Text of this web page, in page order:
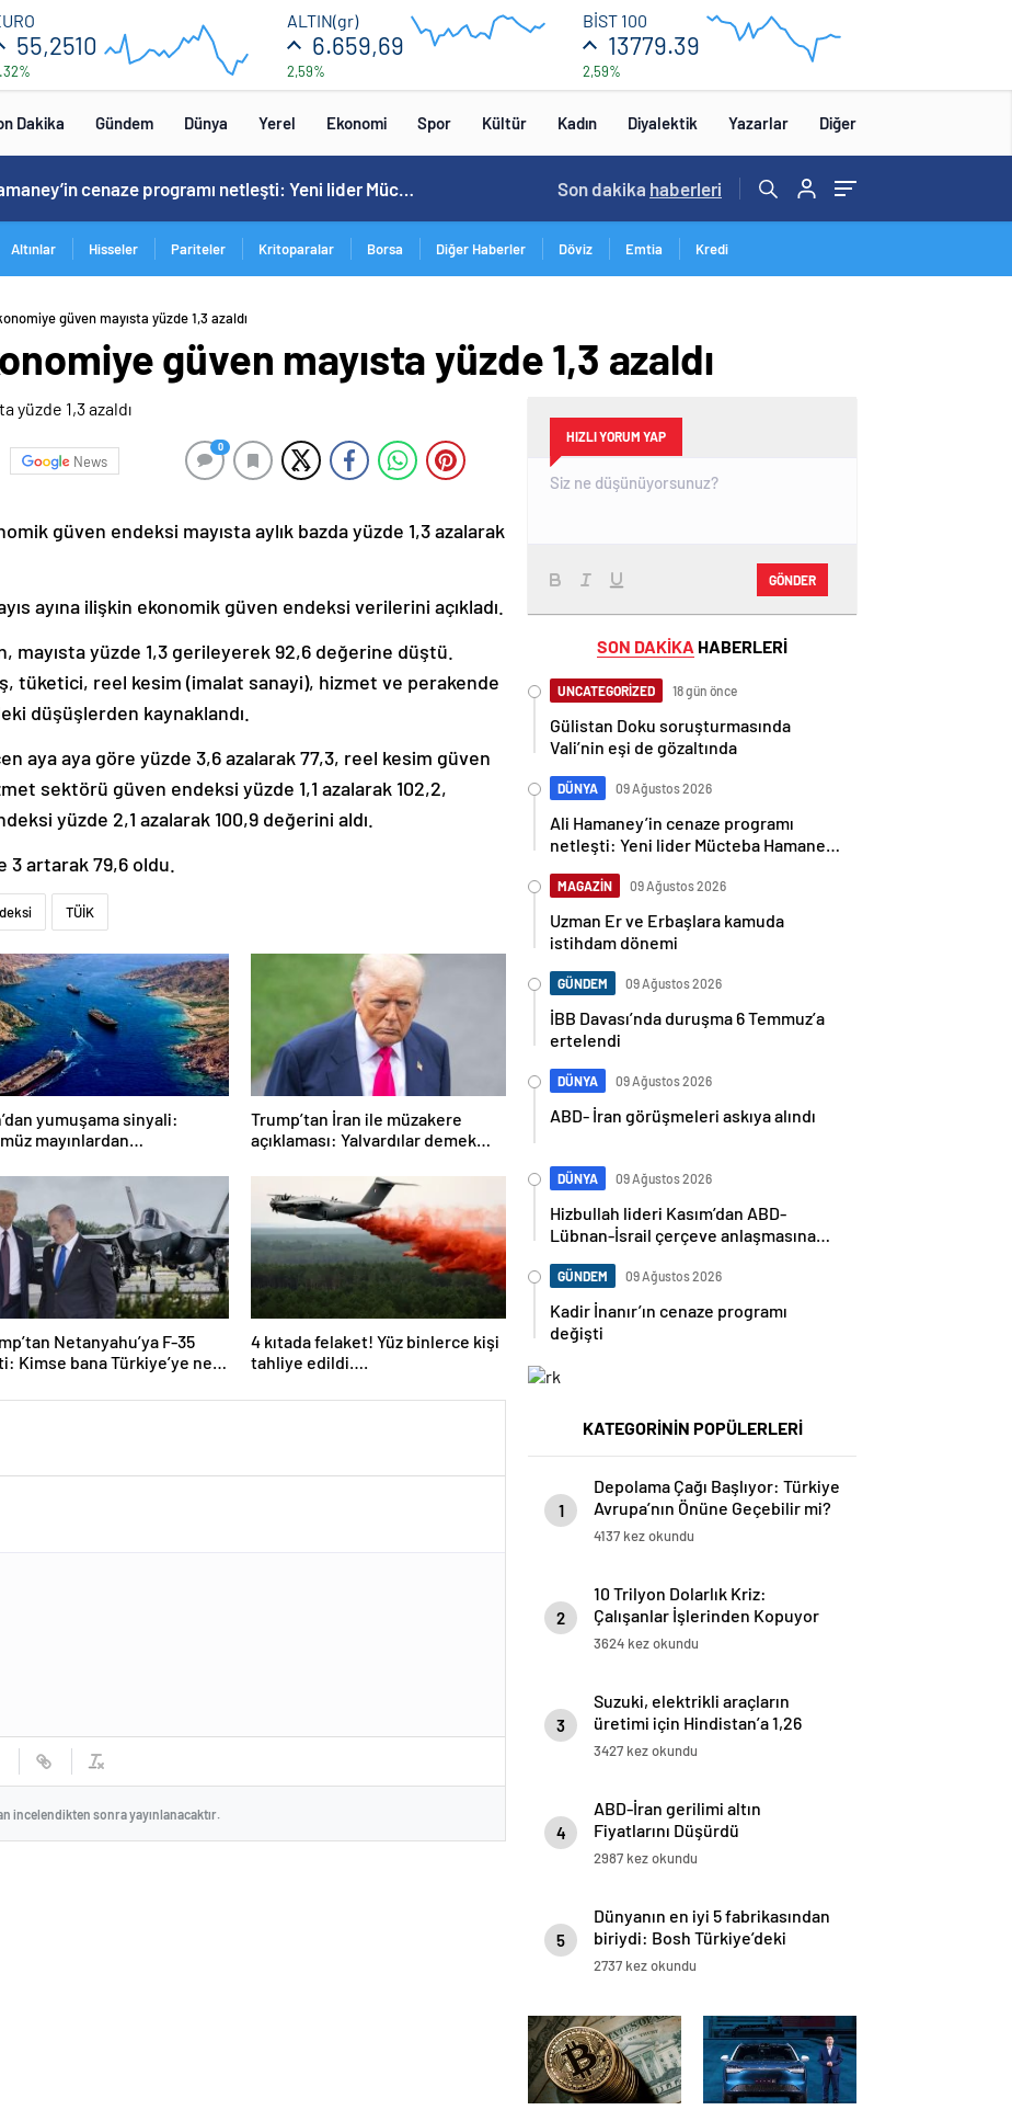
55,2510
16:00 20:00
ALTIN(gr)
6.659,69
2,59%
16:00 20:00
BİST 100
13779.39
2,59%
12:00
Dakika Gündem Dünya Yerel Ekonomi Spor Kültür Kadın Diyalektik Yazarlar Diğer
Ali Hamaney’in cenaze programı netleşti: Yeni lider Mücteba Hamaney törenlere katılamayabilir 08:13 / Uzman Er ve Erbaşlara kamuda istihdam dönemi
Son dakika haberleri
Altınlar Hisseler Pariteler Kritoparalar Borsa Diğer Haberler Döviz Emtia Kredi
güven mayısta yüzde 1,3 azaldı
güven mayısta yüzde 1,3 azaldı
News
0
güven endeksi mayısta aylık bazda yüzde 1,3 azalarak
ayına ilişkin ekonomik güven endeksi verilerini açıkladı.
mayısta yüzde 1,3 gerileyerek 92,6 değerine düştü.
tüketici, reel kesim (imalat sanayi), hizmet ve perakende
düşüşlerden kaynaklandı.
aya aya göre yüzde 3,6 azalarak 77,3, reel kesim güven
sektörü güven endeksi yüzde 1,1 azalarak 102,2,
yüzde 2,1 azalarak 100,9 değerini aldı.
artarak 79,6 oldu.
TÜİK
yumuşama sinyali:
mayınlardan
Trump’tan İran ile müzakere
açıklaması: Yalvardılar demek
Netanyahu’ya F-35
Kimse bana Türkiye’ye ne
4 kıtada felaket! Yüz binlerce kişi
tahliye edildi….
incelendikten sonra yayınlanacaktır.
HIZLI YORUM YAP
GÖNDER
SON DAKİKA HABERLERİ
UNCATEGORİZED 18 gün önce
Gülistan Doku soruşturmasında
Vali’nin eşi de gözaltında
DÜNYA 09 Ağustos 2026
Ali Hamaney’in cenaze programı
netleşti: Yeni lider Mücteba Hamaney
MAGAZİN 09 Ağustos 2026
Uzman Er ve Erbaşlara kamuda
istihdam dönemi
GÜNDEM 09 Ağustos 2026
İBB Davası’nda duruşma 6 Temmuz’a
ertelendi
DÜNYA 09 Ağustos 2026
ABD- İran görüşmeleri askıya alındı
DÜNYA 09 Ağustos 2026
Hizbullah lideri Kasım’dan ABD-
Lübnan-İsrail çerçeve anlaşmasına
anlamına geliyor”
GÜNDEM 09 Ağustos 2026
Kadir İnanır’ın cenaze programı
değişti
KATEGORİNİN POPÜLERLERİ
1
Depolama Çağı Başlıyor: Türkiye
Avrupa’nın Önüne Geçebilir mi?
4137 kez okundu
2
10 Trilyon Dolarlık Kriz:
Çalışanlar İşlerinden Kopuyor
3624 kez okundu
3
Suzuki, elektrikli araçların
üretimi için Hindistan’a 1,26
milyar dolarlık yatırım yapacak
3427 kez okundu
4
ABD-İran gerilimi altın
Fiyatlarını Düşürdü
2987 kez okundu
5
Dünyanın en iyi 5 fabrikasından
biriydi: Bosh Türkiye’deki
tesisten 1400 çalışanı çıkarıyor
2737 kez okundu